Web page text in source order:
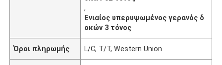
,
Ενιαίος υπερυψωμένος γερανός δ
οκών 3 τόνος
Όροι πληρωμής L/C, T/T, Western Union